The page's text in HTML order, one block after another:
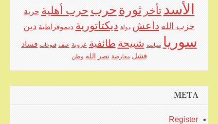
الأسد تأخر ثورة حرب حرب أهلية حرية
حزب الله داعش دولة ديكتاتورية ديموقراطية دين
سوريا سياسة شبيحة طائفية عروبة عنف فتوحات فساد
فشل معارضة نصر الله وطن
META
Register